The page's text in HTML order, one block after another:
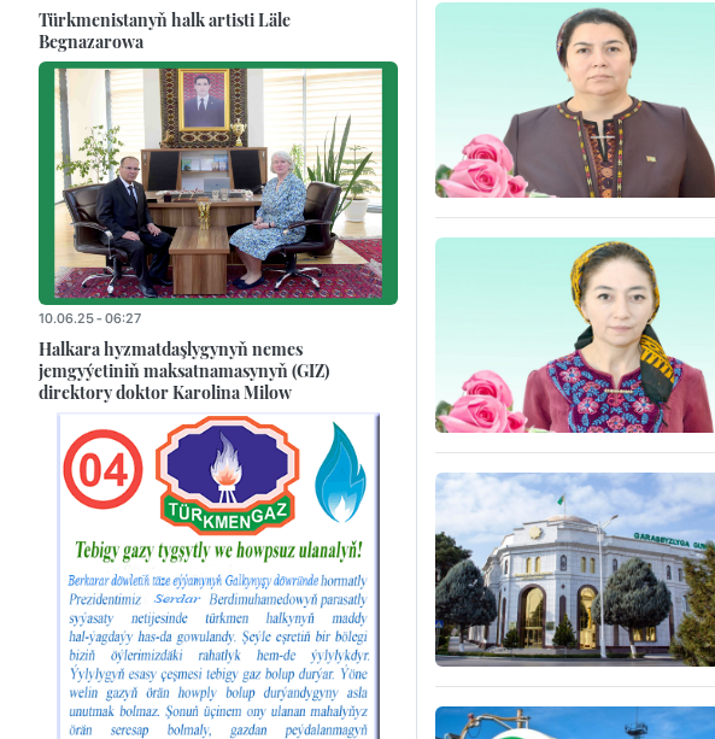
Türkmenistanyň halk artisti Läle
Begnazarowa
10.06.25 - 06:27
Halkara hyzmatdaşlygynyň nemes
jemgyýetiniň maksatnamasynyň (GIZ)
direktory doktor Karolina Milow